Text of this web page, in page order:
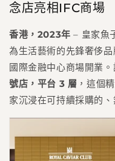
念店亮相IFC商場
香港，2023年 – 皇家魚
為生活藝術的先鋒奢侈
國際金融中心商場開業
號店，平台 3 層 ，這個
家沉浸在可持續採購的